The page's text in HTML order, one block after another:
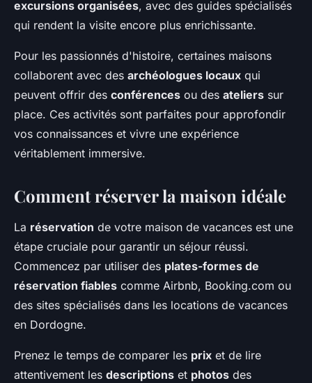
excursions organisées, avec des guides spécialisés
qui rendent la visite encore plus enrichissante.
Pour les passionnés d'histoire, certaines maisons
collaborent avec des archéologues locaux qui
peuvent offrir des conférences ou des ateliers sur
place. Ces activités sont parfaites pour approfondir
vos connaissances et vivre une expérience
véritablement immersive.
Comment réserver la maison idéale
La réservation de votre maison de vacances est une
étape cruciale pour garantir un séjour réussi.
Commencez par utiliser des plates-formes de
réservation fiables comme Airbnb, Booking.com ou
des sites spécialisés dans les locations de vacances
en Dordogne.
Prenez le temps de comparer les prix et de lire
attentivement les descriptions et photos des